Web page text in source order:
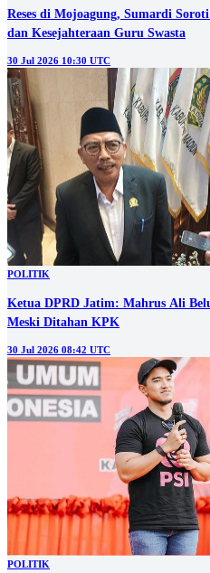
Reses di Mojoagung, Sumardi
dan Kesejahteraan Guru Swasta
30 Jul 2026 10:30 UTC
POLITIK
Ketua DPRD Jatim: Mahrus Ali
Meski Ditahan KPK
30 Jul 2026 08:42 UTC
POLITIK